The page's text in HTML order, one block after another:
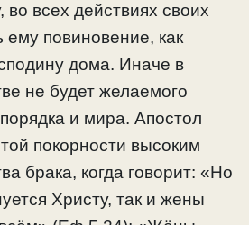
всех действиях своих
повиновение, как
дома. Иначе в
не будет желаемого
и мира. Апостол
покорности высоким
брака, когда говорит: «Но
Христу, так и жены